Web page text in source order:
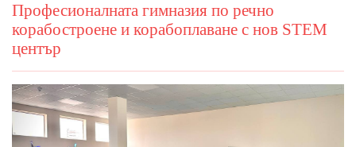
Професионалната гимназия по речно
корабостроене и корабоплаване с нов STEM
център